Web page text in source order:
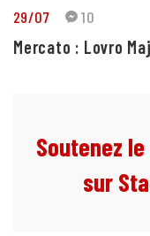
29/07 10
Mercato : Lovro
Soutenez
sur